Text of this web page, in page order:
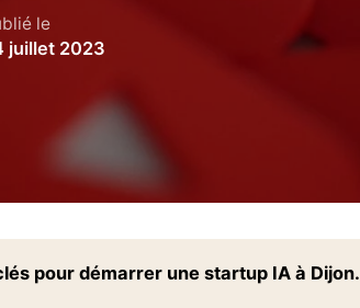
le
juillet 2023
pour démarrer une startup IA à Dijon.